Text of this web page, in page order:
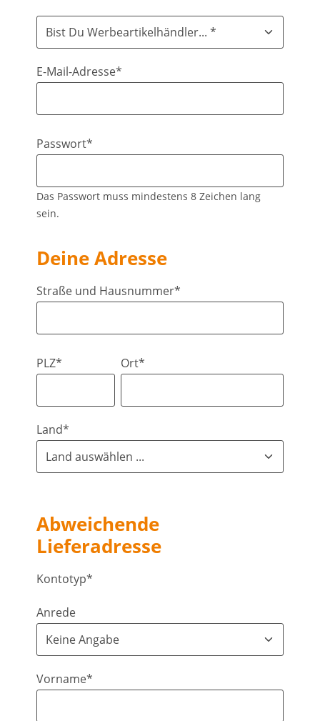
E-Mail-Adresse*
Passwort*
Das Passwort muss mindestens 8 Zeichen lang
sein.
Deine Adresse
Straße und Hausnummer*
PLZ* Ort*
Land*
Abweichende
Lieferadresse
Kontotyp*
Anrede
Vorname*